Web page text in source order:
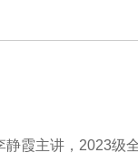
霞主讲，2023级